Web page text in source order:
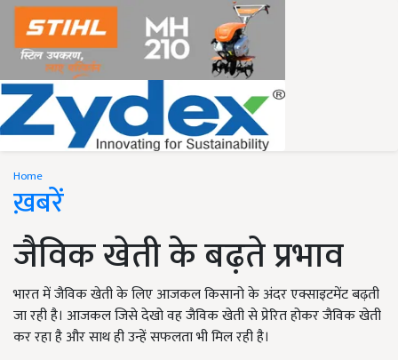
Home
ख़बरें
जैविक खेती के बढ़ते प्रभाव
भारत में जैविक खेती के लिए आजकल किसानो के अंदर एक्साइटमेंट बढ़ती
जा रही है। आजकल जिसे देखो वह जैविक खेती से प्रेरित होकर जैविक खेती
कर रहा है और साथ ही उन्हें सफलता भी मिल रही है।